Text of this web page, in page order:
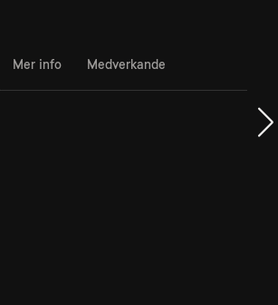
Mer info Medverkande